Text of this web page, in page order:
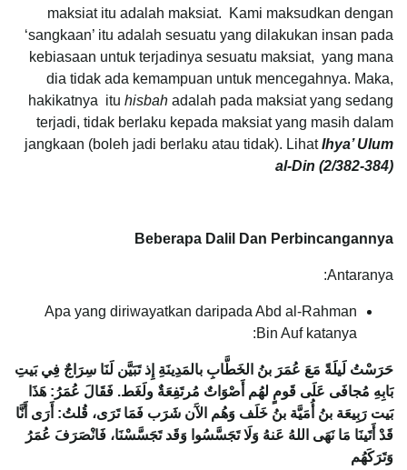
maksiat itu adalah maksiat. Kami maksudkan dengan
‘sangkaan’ itu adalah sesuatu yang dilakukan insan pada
kebiasaan untuk terjadinya sesuatu maksiat, yang mana
dia tidak ada kemampuan untuk mencegahnya. Maka,
hakikatnya itu hisbah adalah pada maksiat yang sedang
terjadi, tidak berlaku kepada maksiat yang masih dalam
jangkaan (boleh jadi berlaku atau tidak). LihatIhya’ Ulum
al-Din (2/382-384)
Beberapa Dalil Dan Perbincangannya
Antaranya:
Apa yang diriwayatkan daripada Abd al-Rahman
Bin Auf katanya:
حَرَسْتُ لَيلَةً مَعَ عُمَرَ بنُ الخَطَّابِ بالمَدِينَةِ إِذ تَبَيَّن لَنَا سِرَاجٌ فِي بَيتِ
بَابِهِ مُجافَى عَلَى قَومٍ لهُم أَصْوَاتٌ مُرتَفِعَةٌ ولَغَط. فَقَالَ عُمَرُ: هَذَا
بَيت رَبِيعَة بنُ أُمَيَّة بنُ خَلَف وَهُم الآَن شَرَب فَمَا تَرَى، قُلتُ: أَرَى أَنَّا
قَدْ أَتَينَا مَا نَهَى اللهُ عَنهُ وَلَا تَجَسَّسُوا وَقَد تَجَسَّسْنَا، فَانْصَرَفَ عُمَرُ
وَتَرَكَهُم